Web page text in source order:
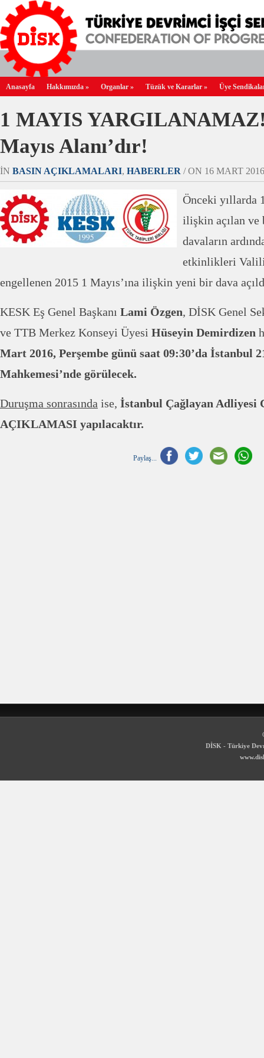
Anasayfa Hakkımızda » Organlar » Tüzük ve Kararlar » Üye
1 MAYIS
Mayıs Alanı’dır!
IN BASIN AÇIKLAMALARI, HABERLER / ON 16 MART
Önceki yıllarda
ilişkin açılan ve
davaların
etkinlikleri
engellenen 2015 1 Mayıs’ına ilişkin yeni bir dava
KESK Eş Genel Başkanı Lami Özgen, DİSK Genel
ve TTB Merkez Konseyi Üyesi Hüseyin Demirdizen
Mart 2016, Perşembe günü saat 09:30’da İstanbul
Mahkemesi’nde görülecek.
Duruşma sonrasında ise, İstanbul Çağlayan Adliyesi
AÇIKLAMASI yapılacaktır.
Paylaş...
DİSK - Türkiye